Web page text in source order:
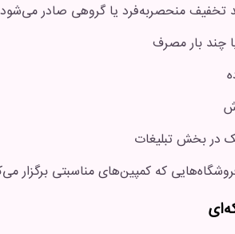
تخفیف منحصربه‌فرد یا گروهی صادر
چند بار مصرف
در بخش تبلیغات
که کمپین‌های مناسبتی